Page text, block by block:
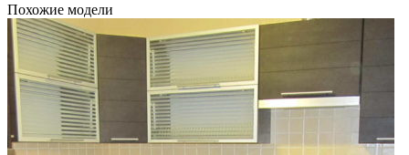
Похожие модели